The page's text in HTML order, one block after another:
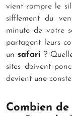
vient rompre le
sifflement du
minute de votre
partagent leurs
un safari ?
sites doivent
devient une
Combien